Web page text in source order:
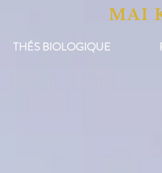
MAI
THÉS BIOLOGIQUE